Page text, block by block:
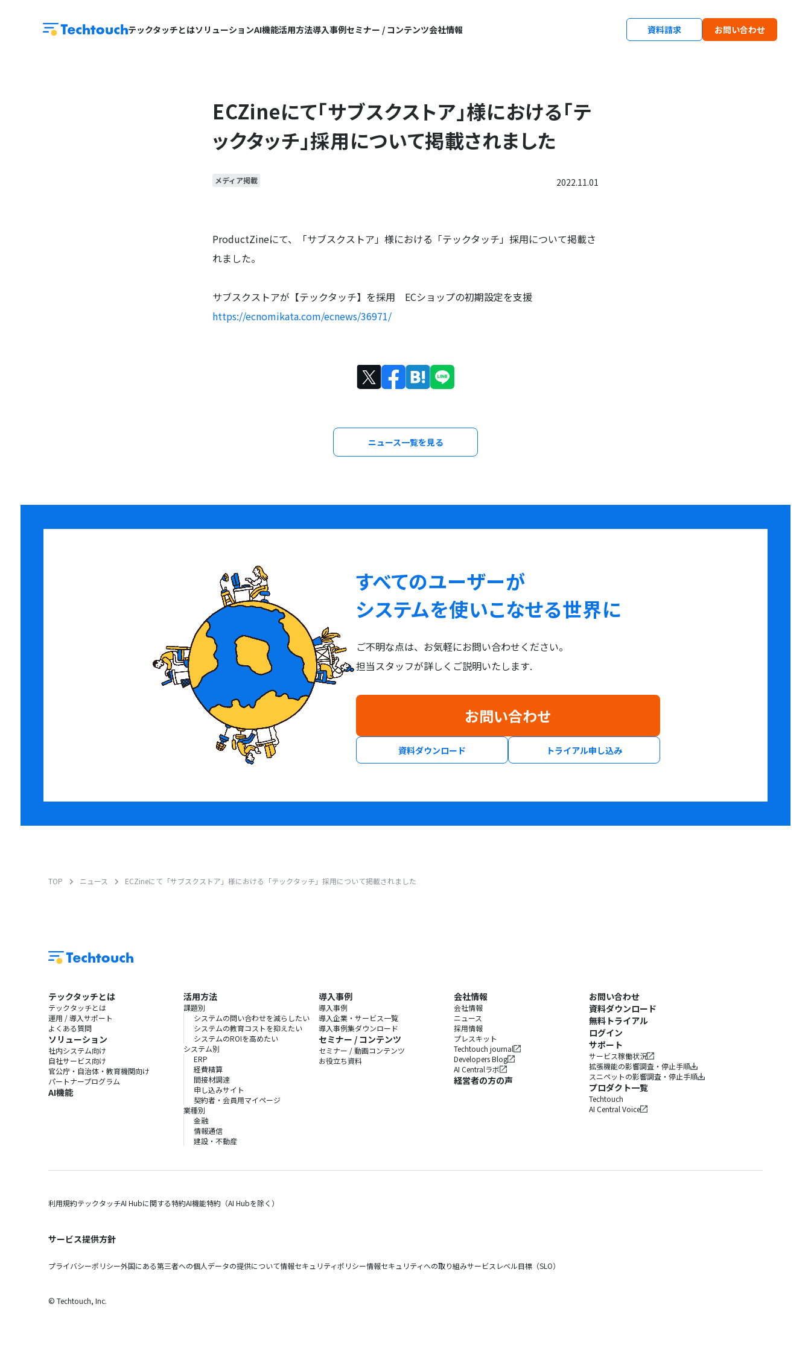
テックタッチとはソリューションAI機能活用方法導入事例セミナー / コンテンツ会社情報 資料請求 お問い合わせ
ECZineにて「サブスクストア」様における「テ
ックタッチ」採用について掲載されました
メディア掲載 2022.11.01
ProductZineにて、「サブスクストア」様における「テックタッチ」採用について掲載さ
れました。
サブスクストアが【テックタッチ】を採用 ECショップの初期設定を支援
https://ecnomikata.com/ecnews/36971/
ニュース一覧を見る
すべてのユーザーが
システムを使いこなせる世界に
ご不明な点は、お気軽にお問い合わせください。
担当スタッフが詳しくご説明いたします.
お問い合わせ
資料ダウンロード トライアル申し込み
TOP ニュース ECZineにて「サブスクストア」様における「テックタッチ」採用について掲載されました
テックタッチとは
テックタッチとは
運用 / 導入サポート
よくある質問
ソリューション
社内システム向け
自社サービス向け
官公庁・自治体・教育機関向け
パートナープログラム
AI機能
活用方法
課題別
システムの問い合わせを減らしたい
システムの教育コストを抑えたい
システムのROIを高めたい
システム別
ERP
経費精算
間接材調達
申し込みサイト
契約者・会員用マイページ
業種別
金融
情報通信
建設・不動産
導入事例
導入事例
導入企業・サービス一覧
導入事例集ダウンロード
セミナー / コンテンツ
セミナー / 動画コンテンツ
お役立ち資料
会社情報
会社情報
ニュース
採用情報
プレスキット
Techtouch journal
Developers Blog
AI Centralラボ
経営者の方の声
お問い合わせ
資料ダウンロード
無料トライアル
ログイン
サポート
サービス稼働状況
拡張機能の影響調査・停止手順
スニペットの影響調査・停止手順
プロダクト一覧
Techtouch
AI Central Voice
利用規約テックタッチAI Hubに関する特約AI機能特約（AI Hubを除く）
サービス提供方針
プライバシーポリシー外国にある第三者への個人データの提供について情報セキュリティポリシー情報セキュリティへの取り組みサービスレベル目標（SLO）
© Techtouch, Inc.